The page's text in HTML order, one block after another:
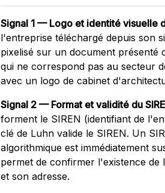
Signal 1 — Logo et identité visuelle
l'entreprise téléchargé depuis son
pixelisé sur un document présenté
qui ne correspond pas au secteur
avec un logo de cabinet
Signal 2 — Format et validité du
forment le SIREN (identifiant de
clé de Luhn valide le SIREN. Un
algorithmique est immédiatement
permet de confirmer l'existence
et son adresse.